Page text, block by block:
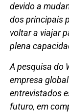
devido a
dos principais
voltar a viajar
plena
A pesquisa do
empresa
entrevistados
futuro, em